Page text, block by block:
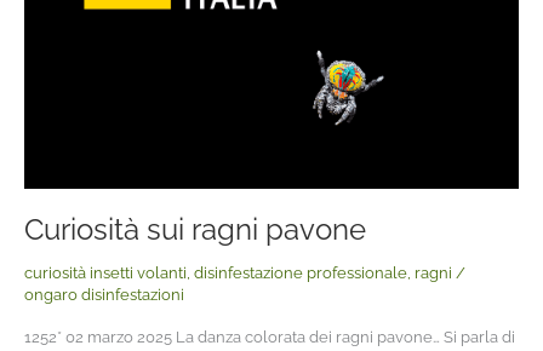
Curiosità sui ragni pavone
curiosità insetti volanti disinfestazione professionale, ragni /
ongaro disinfestazioni
1252* 02 marzo 2025 La danza colorata dei ragni pavone… Si parla di